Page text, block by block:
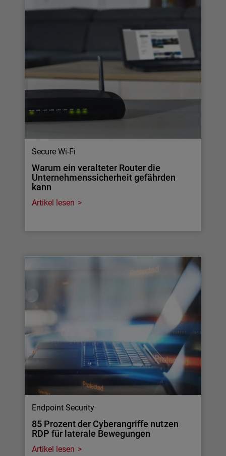
Secure Wi-Fi
Warum ein veralteter Router die
Unternehmenssicherheit gefährden
kann
Artikel lesen
Endpoint Security
85 Prozent der Cyberangriffe nutzen
RDP für laterale Bewegungen
Artikel lesen